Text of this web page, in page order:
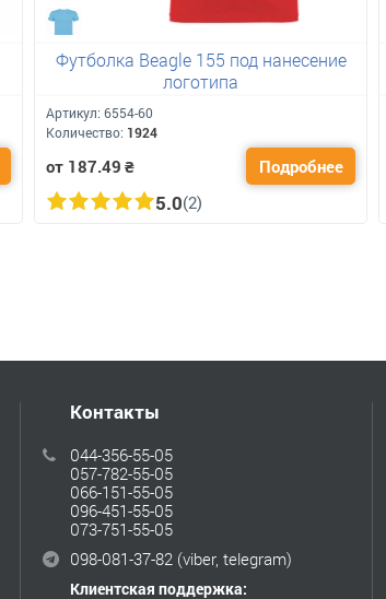
Футболка Beagle 155 под нанесение
логотипа
Артикул: 6554-60
Количество: 1924
от 187.49 ₴ Подробнее
5.0(2)
Контакты
044-356-55-05
057-782-55-05
066-151-55-05
096-451-55-05
073-751-55-05
098-081-37-82(viber, telegram)
Клиентская поддержка: